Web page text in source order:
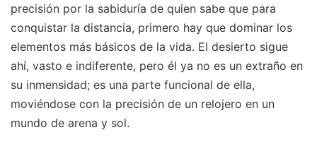
precisión por la sabiduría de quien sabe que para
conquistar la distancia, primero hay que dominar los
elementos más básicos de la vida. El desierto sigue
ahí, vasto e indiferente, pero él ya no es un extraño en
su inmensidad; es una parte funcional de ella,
moviéndose con la precisión de un relojero en un
mundo de arena y sol.